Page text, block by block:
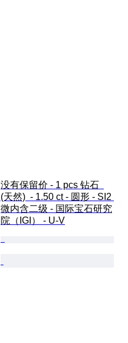
没有保留价 - 1 pcs 钻石
(天然)  - 1.50 ct - 圆形 - SI2
微内含二级 - 国际宝石研究
院（IGI） - U-V